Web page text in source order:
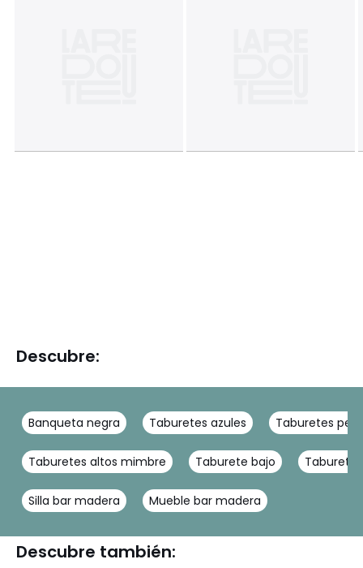
Descubre:
Banqueta negra Taburetes azules Taburetes
Taburetes altos mimbre Taburete bajo Taburete
Silla bar madera Mueble bar madera
Descubre también: